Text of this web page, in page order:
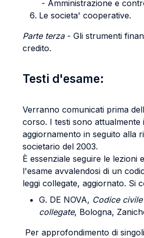
- Amministrazione e
Le societa' cooperative.
Parte terza- Gli strumenti
credito.
Testi d'esame:
Verranno comunicati prima
corso. I testi sono attualmente
aggiornamento in seguito alla
societario del 2003.
È essenziale seguire le lezioni
l'esame avvalendosi di un
leggi collegate, aggiornato. Si
G. DE NOVA, Codice
collegate, Bologna,
Per approfondimento di